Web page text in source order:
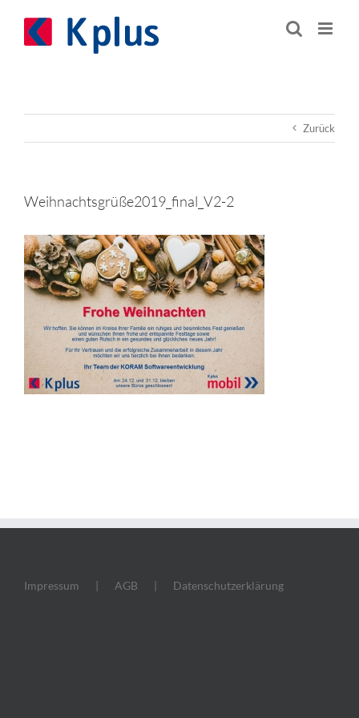
springen
Zurück
Weihnachtsgrüße2019_final_V2-2
Impressum AGB Datenschutzerklärung